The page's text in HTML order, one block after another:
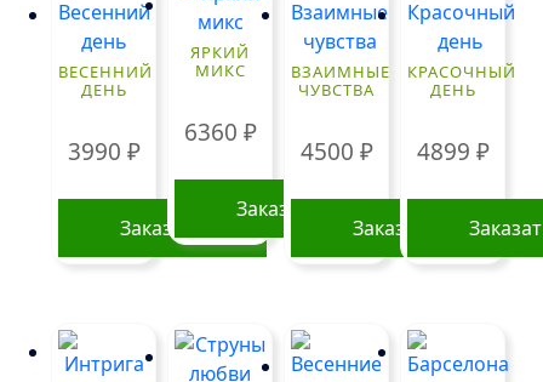
ВЕСЕННИЙ
ДЕНЬ
3990 ₽
Заказать
ЯРКИЙ
МИКС
6360 ₽
Заказать
ВЗАИМНЫЕ
ЧУВСТВА
4500 ₽
Заказать
КРАСОЧНЫЙ
ДЕНЬ
4899 ₽